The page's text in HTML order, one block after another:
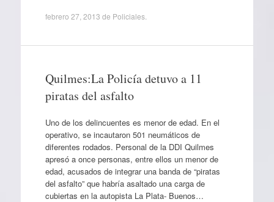
febrero 27, 2013 de Policiales.
Quilmes:La Policía detuvo a 11
piratas del asfalto
Uno de los delincuentes es menor de edad. En el
operativo, se incautaron 501 neumáticos de
diferentes rodados. Personal de la DDI Quilmes
apresó a once personas, entre ellos un menor de
edad, acusados de integrar una banda de “piratas
del asfalto” que habría asaltado una carga de
cubiertas en la autopista La Plata- Buenos…